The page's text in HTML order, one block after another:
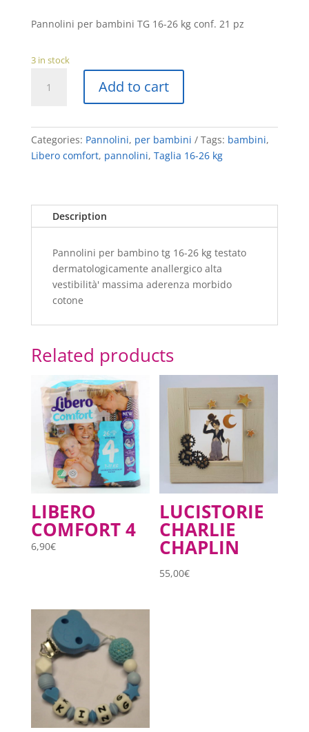
Pannolini per bambini TG 16-26 kg conf. 21 pz
3 in stock
COMFORT
Add to cart
Categories: Pannolini, per bambini Tags: bambini,
Libero comfort, pannolini, Taglia 16-26 kg
Description
Pannolini per bambino tg 16-26 kg testato
dermatologicamente anallergico alta
vestibilità' massima aderenza morbido
cotone
Related products
LIBERO
COMFORT 4
6,90€
LUCISTORIE
CHARLIE
CHAPLIN
55,00€